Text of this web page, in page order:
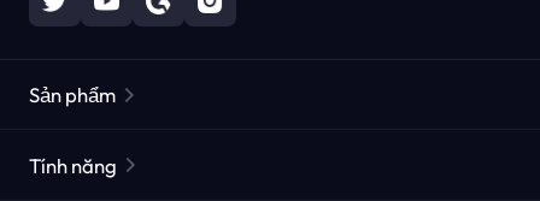
Sản phẩm
Tính năng